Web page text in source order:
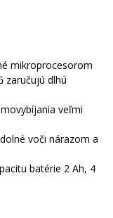
mikroprocesorom
zaručujú dlhú
veľmi
voči nárazom a
batérie 2 Ah, 4